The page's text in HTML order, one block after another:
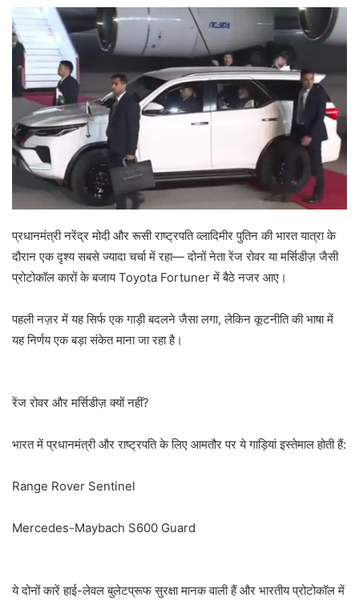
प्रधानमंत्री नरेंद्र मोदी और रूसी राष्ट्रपति व्लादिमीर पुतिन की भारत यात्रा के
दौरान एक दृश्य सबसे ज्यादा चर्चा में रहा— दोनों नेता रेंज रोवर या मर्सिडीज़ जैसी
प्रोटोकॉल कारों के बजाय Toyota Fortuner में बैठे नजर आए।
पहली नज़र में यह सिर्फ एक गाड़ी बदलने जैसा लगा, लेकिन कूटनीति की भाषा में
यह निर्णय एक बड़ा संकेत माना जा रहा है।
रेंज रोवर और मर्सिडीज़ क्यों नहीं?
भारत में प्रधानमंत्री और राष्ट्रपति के लिए आमतौर पर ये गाड़ियां इस्तेमाल होती हैं:
Range Rover Sentinel
Mercedes-Maybach S600 Guard
ये दोनों कारें हाई-लेवल बुलेटप्रूफ सुरक्षा मानक वाली हैं और भारतीय प्रोटोकॉल में